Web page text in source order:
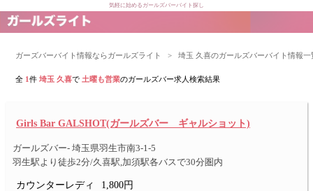
気軽に始めるガールズバーバイト探し
ガーズバーバイト情報ならガールズライト > 埼玉 久喜のガールズバーバイト情報一
全 1件埼玉 久喜で 土曜も営業のガールズバー求人検索結果
Girls Bar GALSHOT(ガールズバー ギャルショット)
ガールズバー- 埼玉県羽生市南3-1-5
羽生駅より徒歩2分/久喜駅,加須駅各バスで30分圏内
カウンターレディ 1,800円